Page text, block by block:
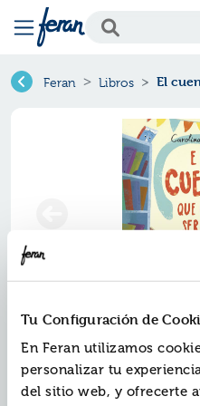
Tu Configuración de
En Feran utilizamos
personalizar tu
del sitio web, y ofrecerte
Feran Libros El
El cuento que
Ref.ZMV-8184284
ISBN:9788418184284